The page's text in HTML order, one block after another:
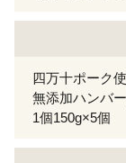
四万十ポーク
無添加ハンバ
1個150g×5個